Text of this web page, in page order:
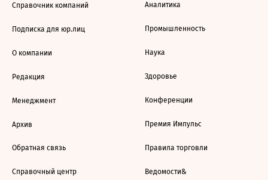
Справочник компаний
Подписка для юр.лиц
О компании
Редакция
Менеджмент
Архив
Обратная связь
Справочный центр
Аналитика
Промышленность
Наука
Здоровье
Конференции
Премия Импульс
Правила торговли
Ведомости&